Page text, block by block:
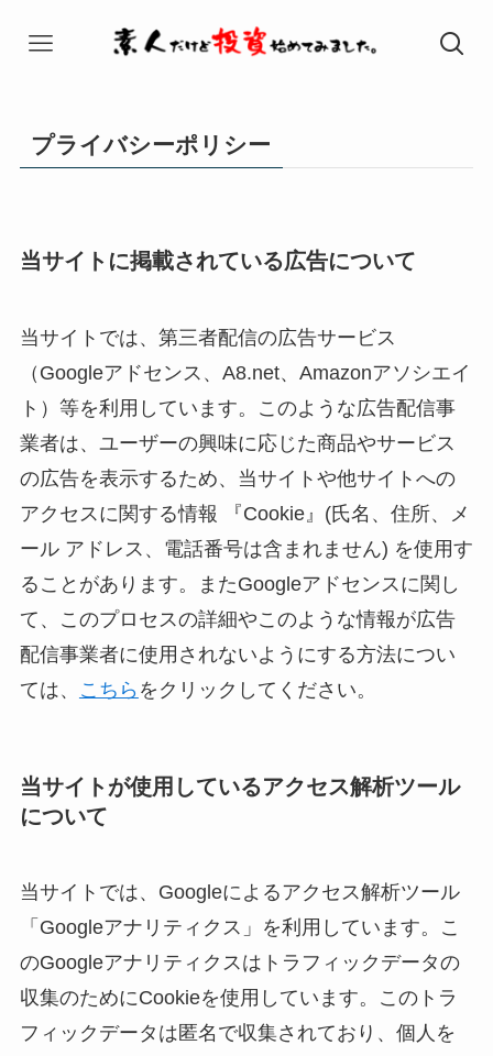
プライバシーポリシー
当サイトに掲載されている広告について
当サイトでは、第三者配信の広告サービス
（Googleアドセンス、A8.net、Amazonアソシエイ
ト）等を利用しています。このような広告配信事
業者は、ユーザーの興味に応じた商品やサービス
の広告を表示するため、当サイトや他サイトへの
アクセスに関する情報 『Cookie』(氏名、住所、メ
ール アドレス、電話番号は含まれません) を使用す
ることがあります。またGoogleアドセンスに関し
て、このプロセスの詳細やこのような情報が広告
配信事業者に使用されないようにする方法につい
ては、
こちら をクリックしてください。
当サイトが使用しているアクセス解析ツール
について
当サイトでは、Googleによるアクセス解析ツール
「Googleアナリティクス」を利用しています。こ
のGoogleアナリティクスはトラフィックデータの
収集のためにCookieを使用しています。このトラ
フィックデータは匿名で収集されており、個人を